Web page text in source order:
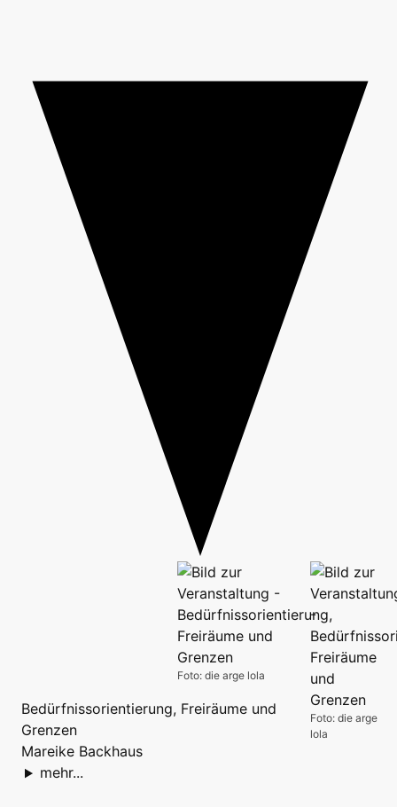
Foto: die arge
lola
Foto: die arge lola
Bedürfnissorientierung, Freiräume und
Grenzen
Mareike Backhaus
mehr...